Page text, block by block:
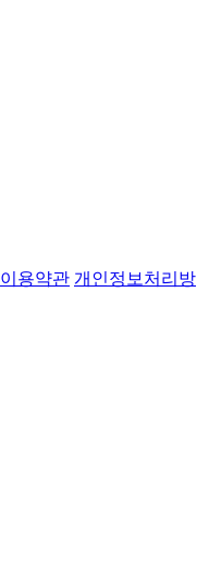
이용약관 개인정보처리방